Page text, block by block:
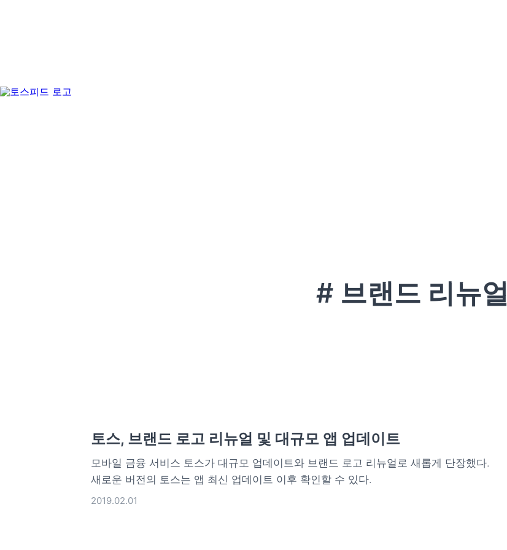
# 브랜드 리뉴얼
토스, 브랜드 로고 리뉴얼 및 대규모 앱 업데이트
모바일 금융 서비스 토스가 대규모 업데이트와 브랜드 로고 리뉴얼로 새롭게 단장했다.
새로운 버전의 토스는 앱 최신 업데이트 이후 확인할 수 있다.
2019.02.01